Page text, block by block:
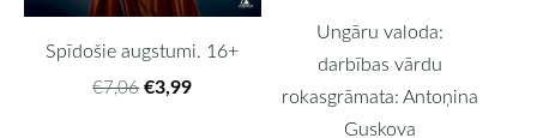
Spīdošie augstumi. 16+
€7,06 €3,99
Ungāru valoda:
darbības vārdu
rokasgrāmata: Antoņina
Guskova